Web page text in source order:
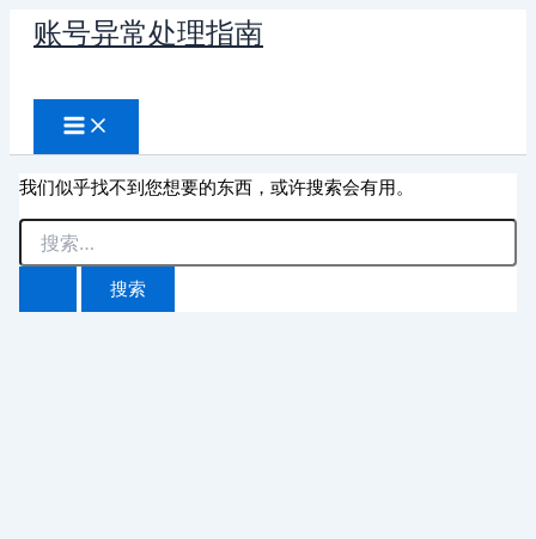
账号异常处理指南
索
我们似乎找不到您想要的东西，或许搜索会有用。
搜
索：